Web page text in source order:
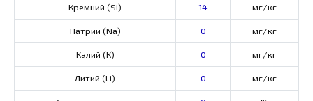
Кремний (Si) 14 мг/кг
Натрий (Na) 0 мг/кг
Калий (К) 0 мг/кг
Литий (Li) 0 мг/кг